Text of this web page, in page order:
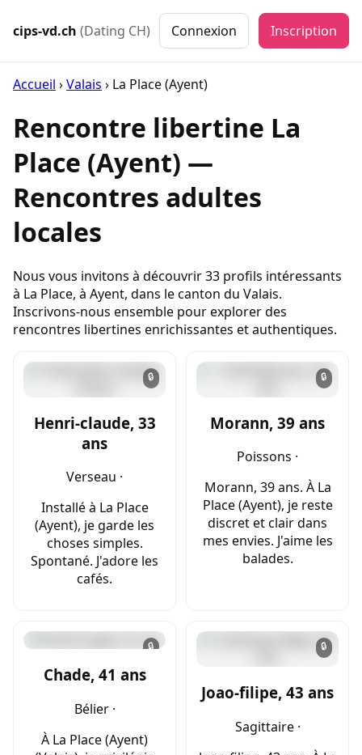
cips-vd.ch (Dating CH) Connexion Inscription
Accueil ›Valais › La Place (Ayent)
Rencontre libertine La
Place (Ayent) —
Rencontres adultes
locales
Nous vous invitons à découvrir 33 profils intéressants
à La Place, à Ayent, dans le canton du Valais.
Inscrivons-nous ensemble pour explorer des
rencontres libertines enrichissantes et authentiques.
🔒
Henri-claude, 33
ans
Verseau ·
Installé à La Place
(Ayent), je garde les
choses simples.
Spontané. J'adore les
cafés.
🔒
Morann, 39 ans
Poissons ·
Morann, 39 ans. À La
Place (Ayent), je reste
discret et clair dans
mes envies. J'aime les
balades.
🔒
Chade, 41 ans
Bélier ·
À La Place (Ayent)
🔒
Joao-filipe, 43 ans
Sagittaire ·